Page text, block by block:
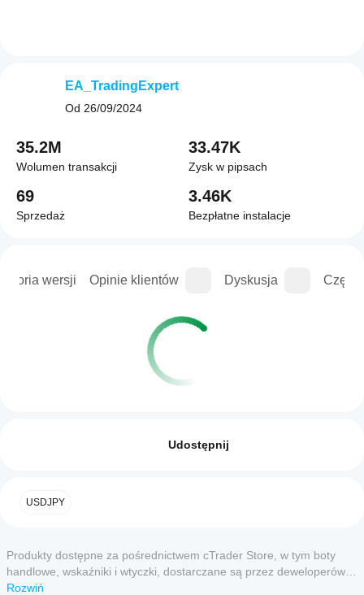
wersji Opinie klientów Dyskusja
Opinie klientów
nie
jeszcze
wystąpienie
lub
lokalnie.
cTrader
Wszystkie
aplikacje
cTrader
Jak mogę
przetestować
Udostępnij
USDJPY
Produkty dostępne za pośrednictwem cTrader Store, w tym boty
handlowe, wskaźniki i wtyczki, dostarczane są przez deweloperów
zewnętrznych i udostępniane wyłącznie w celach informacyjnych
Rozwiń
EA_TradingExpert
Od 26/09/2024
35.2M
Wolumen transakcji
33.47K
Zysk w pipsach
69
Sprzedaż
3.46K
Bezpłatne instalacje